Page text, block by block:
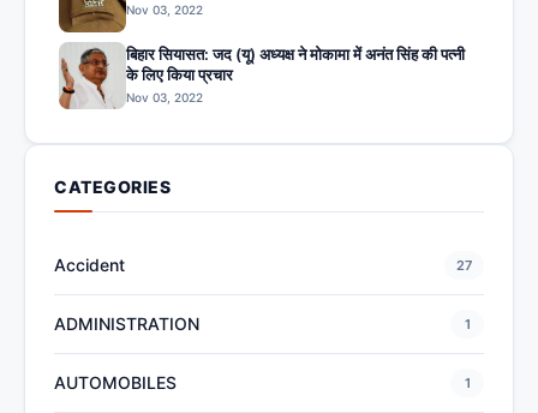
Nov 03, 2022
बिहार सियासत: जद (यू) अध्यक्ष ने मोकामा में अनंत सिंह की पत्नी
के लिए किया प्रचार
Nov 03, 2022
CATEGORIES
Accident 27
ADMINISTRATION 1
AUTOMOBILES 1